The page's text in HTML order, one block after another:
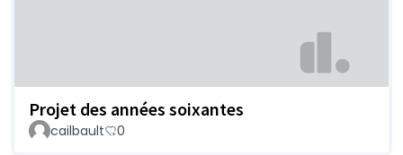
Projet des années soixantes
cailbault 0